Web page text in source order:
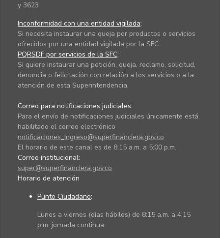
y 3623
Inconformidad con una entidad vigilada:
Si necesita instaurar una queja por productos o servicios
ofrecidos por una entidad vigilada por la SFC.
PQRSDF por servicios de la SFC:
Si quiere instaurar una petición, queja, reclamo, solicitud,
denuncia o felicitación con relación a los servicios o a la
atención de esta Superintendencia.
Correo para notificaciones judiciales:
Para el envío de notificaciones judiciales únicamente está
habilitado el correo electrónico
notificaciones_ingreso@superfinanciera.gov.co
El horario de este canal es de 8:15 a.m. a 5:00 p.m.
Correo institucional:
super@superfinanciera.gov.co
Horario de atención
Punto Ciudadano:
Lunes a viernes (días hábiles) de 8:15 a.m. a 4:15
p.m. jornada continua